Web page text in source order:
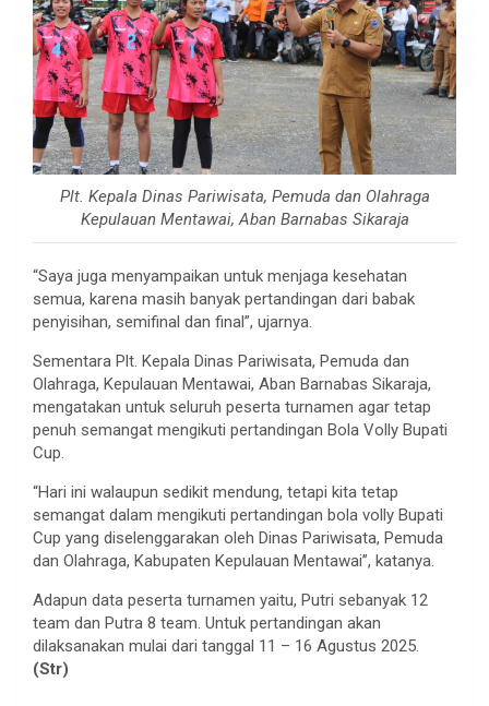
Plt. Kepala Dinas Pariwisata, Pemuda dan Olahraga
Kepulauan Mentawai, Aban Barnabas Sikaraja
“Saya juga menyampaikan untuk menjaga kesehatan
semua, karena masih banyak pertandingan dari babak
penyisihan, semifinal dan final”, ujarnya.
Sementara Plt. Kepala Dinas Pariwisata, Pemuda dan
Olahraga, Kepulauan Mentawai, Aban Barnabas Sikaraja,
mengatakan untuk seluruh peserta turnamen agar tetap
penuh semangat mengikuti pertandingan Bola Volly Bupati
Cup.
“Hari ini walaupun sedikit mendung, tetapi kita tetap
semangat dalam mengikuti pertandingan bola volly Bupati
Cup yang diselenggarakan oleh Dinas Pariwisata, Pemuda
dan Olahraga, Kabupaten Kepulauan Mentawai”, katanya.
Adapun data peserta turnamen yaitu, Putri sebanyak 12
team dan Putra 8 team. Untuk pertandingan akan
dilaksanakan mulai dari tanggal 11 – 16 Agustus 2025.
(Str)